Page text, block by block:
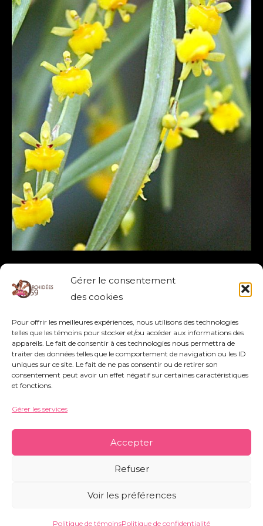
Gérer le consentement
des cookies
Pour offrir les meilleures expériences, nous utilisons des technologies
telles que les témoins pour stocker et/ou accéder aux informations des
appareils. Le fait de consentir à ces technologies nous permettra de
traiter des données telles que le comportement de navigation ou les ID
uniques sur ce site. Le fait de ne pas consentir ou de retirer son
consentement peut avoir un effet négatif sur certaines caractéristiques
et fonctions.
Gérer les services
Accepter
Refuser
Voir les préférences
Politique de témoinsPolitique de confidentialité
SIGMATOSTALIX GRAMINEA
GRAMINEA ,SIGMATOSTALIX
Lire la suite »
rue Nestor Bouliez - 59690 Vieux-Condé -
orchidees59@orange.fr-Mentions légales-
Politique de témoins-Conditions générales
Copyright © 2026 Orchidées 59 | Réalisé par CO&COM